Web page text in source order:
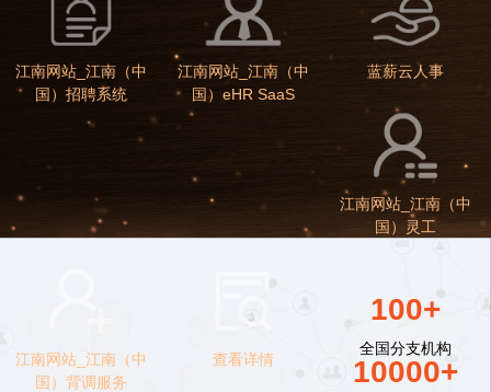
江南网站_江南（中
国）招聘系统
江南网站_江南（中
国）eHR SaaS
蓝薪云人事
江南网站_江南（中
国）灵工
江南网站_江南（中
国）背调服务
查看详情
100+
全国分支机构
10000+